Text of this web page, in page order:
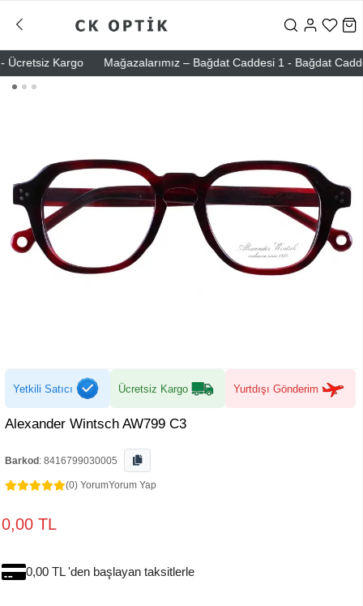
Kargo Mağazalarımız – Bağdat Caddesi 1 - Bağdat
Yetkili Satıcı Ücretsiz Kargo Yurtdışı Gönderim
Alexander Wintsch AW799 C3
Barkod : 8416799030005
(0) YorumYorum Yap
0,00 TL
0,00 TL 'den başlayan taksitlerle